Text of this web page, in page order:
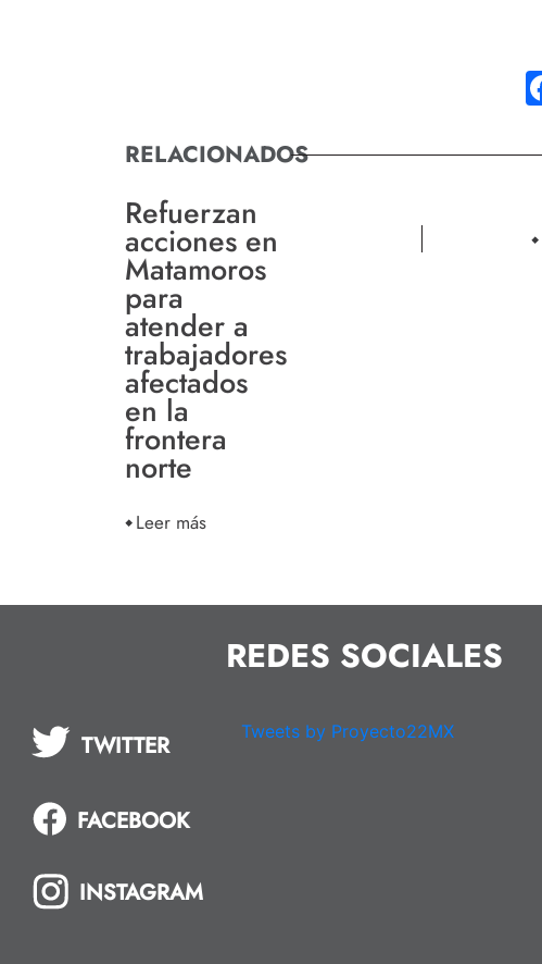
RELACIONADOS
Refuerzan
acciones en
Matamoros
para
atender a
trabajadores
afectados
en la
frontera
norte
Leer más
REDES SOCIALES
TWITTER
FACEBOOK
INSTAGRAM
Tweets by Proyecto22MX